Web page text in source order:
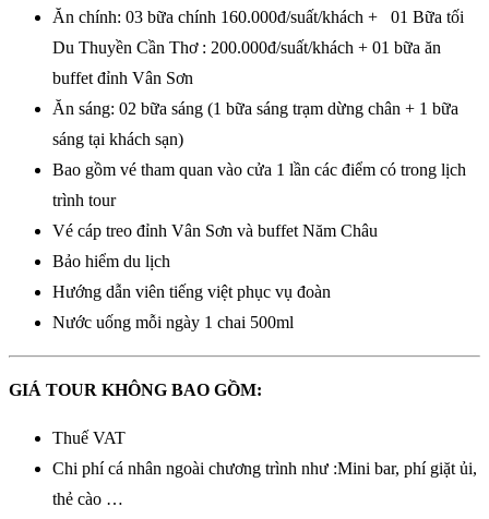
Ăn chính: 03 bữa chính 160.000đ/suất/khách + 01 Bữa tối
Du Thuyền Cần Thơ : 200.000đ/suất/khách + 01 bữa ăn
buffet đỉnh Vân Sơn
Ăn sáng: 02 bữa sáng (1 bữa sáng trạm dừng chân + 1 bữa
sáng tại khách sạn)
Bao gồm vé tham quan vào cửa 1 lần các điểm có trong lịch
trình tour
Vé cáp treo đỉnh Vân Sơn và buffet Năm Châu
Bảo hiểm du lịch
Hướng dẫn viên tiếng việt phục vụ đoàn
Nước uống mỗi ngày 1 chai 500ml
GIÁ TOUR KHÔNG BAO GỒM:
Thuế VAT
Chi phí cá nhân ngoài chương trình như :Mini bar, phí giặt ủi,
thẻ cào …